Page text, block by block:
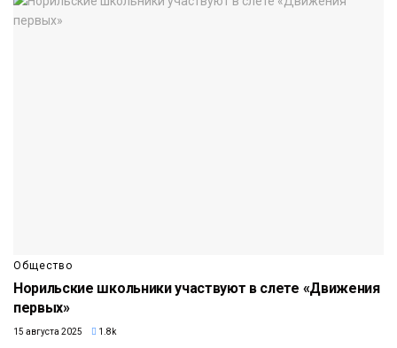
Общество
Норильские школьники участвуют в слете «Движения
первых»
15 августа 2025 1.8k